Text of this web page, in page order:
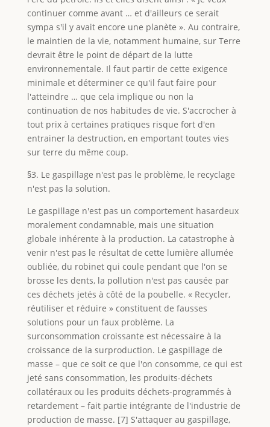
continuer comme avant … et d'ailleurs ce serait
sympa s'il y avait encore une planète ». Au contraire,
le maintien de la vie, notamment humaine, sur Terre
devrait être le point de départ de la lutte
environnementale. Il faut partir de cette exigence
minimale et déterminer ce qu'il faut faire pour
l'atteindre … que cela implique ou non la
continuation de nos habitudes de vie. S'accrocher à
tout prix à certaines pratiques risque fort d'en
entrainer la destruction, en emportant toutes vies
sur terre du même coup.
§3. Le gaspillage n'est pas le problème, le recyclage
n'est pas la solution.
Le gaspillage n'est pas un comportement hasardeux
moralement condamnable, mais une situation
globale inhérente à la production. La catastrophe à
venir n'est pas le résultat de cette lumière allumée
oubliée, du robinet qui coule pendant que l'on se
brosse les dents, la pollution n'est pas causée par
ces déchets jetés à côté de la poubelle. « Recycler,
réutiliser et réduire » constituent de fausses
solutions pour un faux problème. La
surconsommation croissante est nécessaire à la
croissance de la surproduction. Le gaspillage de
masse – que ce soit ce que l'on consomme, ce qui est
jeté sans consommation, les produits-déchets
collatéraux ou les produits déchets-programmés à
retardement – fait partie intégrante de l'industrie de
production de masse. [7] S'attaquer au gaspillage,